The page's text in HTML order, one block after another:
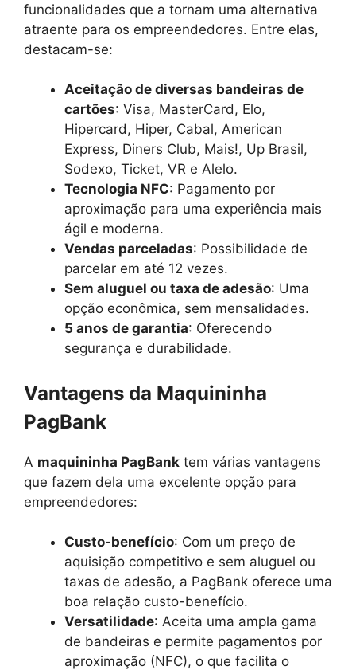
funcionalidades que a tornam uma alternativa
atraente para os empreendedores. Entre elas,
destacam-se:
Aceitação de diversas bandeiras de
cartões: Visa, MasterCard, Elo,
Hipercard, Hiper, Cabal, American
Express, Diners Club, Mais!, Up Brasil,
Sodexo, Ticket, VR e Alelo.
Tecnologia NFC: Pagamento por
aproximação para uma experiência mais
ágil e moderna.
Vendas parceladas: Possibilidade de
parcelar em até 12 vezes.
Sem aluguel ou taxa de adesão: Uma
opção econômica, sem mensalidades.
5 anos de garantia: Oferecendo
segurança e durabilidade.
Vantagens da Maquininha
PagBank
A maquininha PagBank tem várias vantagens
que fazem dela uma excelente opção para
empreendedores:
Custo-benefício: Com um preço de
aquisição competitivo e sem aluguel ou
taxas de adesão, a PagBank oferece uma
boa relação custo-benefício.
Versatilidade: Aceita uma ampla gama
de bandeiras e permite pagamentos por
aproximação (NFC), o que facilita o